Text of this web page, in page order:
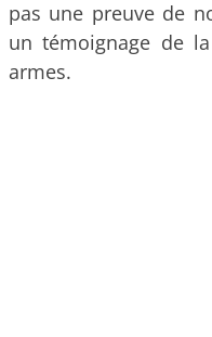
pas une preuve de
un témoignage de
armes.